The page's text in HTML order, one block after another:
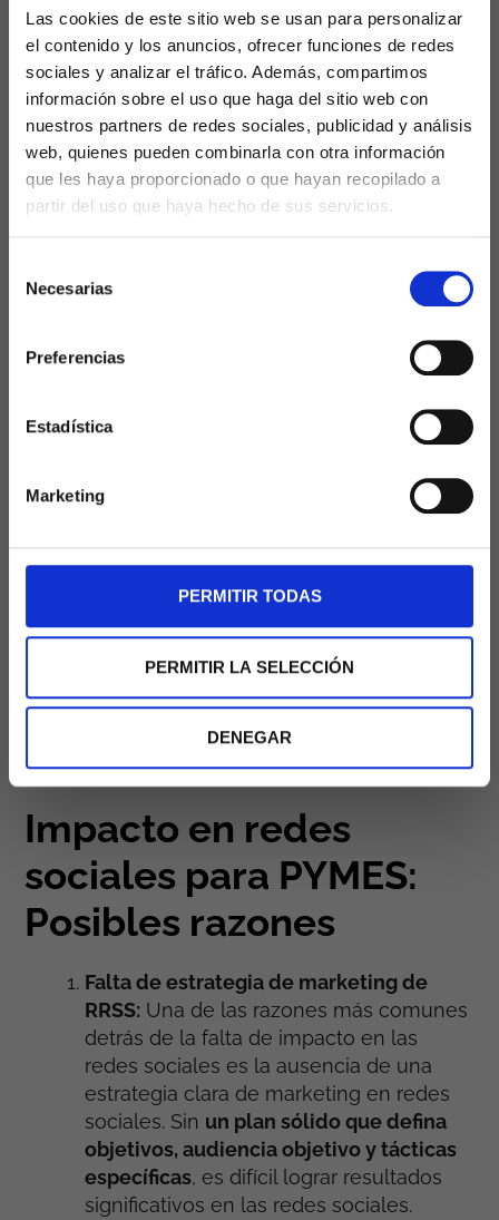
Las cookies de este sitio web se usan para personalizar
el contenido y los anuncios, ofrecer funciones de redes
sociales y analizar el tráfico. Además, compartimos
información sobre el uso que haga del sitio web con
nuestros partners de redes sociales, publicidad y análisis
web, quienes pueden combinarla con otra información
que les haya proporcionado o que hayan recopilado a
partir del uso que haya hecho de sus servicios.
Necesarias
Preferencias
Estadística
Marketing
PERMITIR TODAS
PERMITIR LA SELECCIÓN
DENEGAR
En este artículo, exploraremos algunas de las
posibles causas y proporcionaremos consejos
para potenciar tu presencia digital y aumentar
tu impacto positivo en las redes sociales.
La importancia de
para tener visibilidad
Antes de adentrarnos en las razones detrás de
importante comprender la importancia de
comunicación directa con los clientes
, sino
aumentar la visibilidad de la marca, promover
productos o servicios, y construir relaciones
sólidas con la audiencia. Con millones de
de redes sociales, comoFacebook
X (Twitter)yLinkedIn, tener una presencia
efectiva en estas plataformas puede marcar la
diferencia en el éxito de una empresa en línea.
Impacto en redes
sociales para PYMES:
Posibles razones
Falta de estrategia de marketing de
RRSS: Una de las razones más comunes
detrás de la falta de impacto en las
redes sociales es la ausencia de una
estrategia clara de marketing en redes
sociales. Sin un plan sólido que defina
objetivos, audiencia objetivo y tácticas
específicas, es difícil lograr resultados
significativos en las redes sociales.